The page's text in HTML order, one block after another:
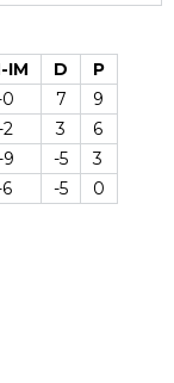
IM D
P
7
9
2 3
6
-5
3
-5 0